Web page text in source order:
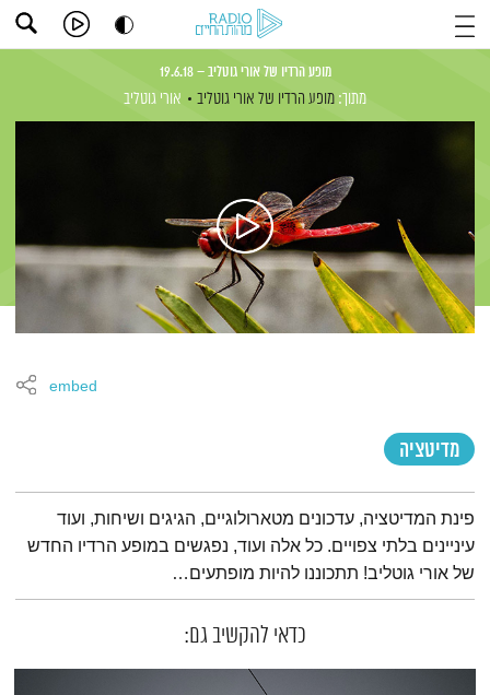
מופע הרדיו של אורי גוטליב – 19.6.18
מתוך: מופע הרדיו של אורי גוטליב אורי גוטליב
מדיטציה
embed
תמצית הפודקאסט
פינת המדיטציה, עדכונים מטארולוגיים, הגיגים ושיחות, ועוד
עיניינים בלתי צפויים. כל אלה ועוד, נפגשים במופע הרדיו החדש
של אורי גוטליב! תתכוננו להיות מופתעים…
כדאי להקשיב גם: